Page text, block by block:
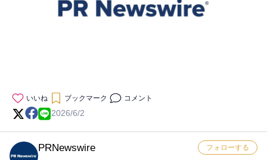
いいね ブックマーク コメント
2026/6/2
PRNewswire フォローする